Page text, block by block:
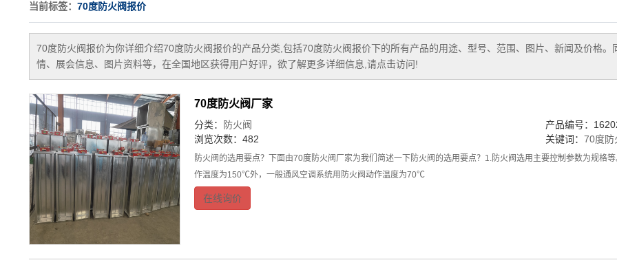
当前标签： 70度防火阀报价
70度防火阀报价为你详细介绍70度防火阀报价的产品分类,包括70度防火阀报价下的所有产品的用途、型号、范围、图片、新闻及价格。
情、展会信息、图片资料等，在全国地区获得用户好评，欲了解更多详细信息,请点击访问!
70度防火阀厂家
分类： 防火阀
产品编号：
浏览次数：482
关键词： 70度防
防火阀的选用要点？下面由70度防火阀厂家为我们简述一下防火阀的选用要点？1.防火阀选用主要控制参数为规格
作温度为150℃外，一般通风空调系统用防火阀动作温度为70℃
在线询价